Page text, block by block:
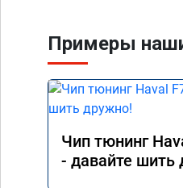
Примеры
Чип тюнинг
- давайте шить